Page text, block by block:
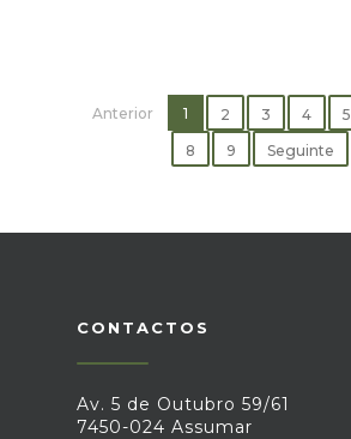
Anterior
1 2 3 4 5
8
9 Seguinte
CONTACTOS
Av. 5 de Outubro 59/61
7450-024 Assumar